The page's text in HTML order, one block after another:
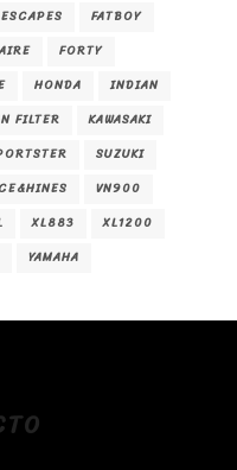
ESCAPES
FATBOY
FORTY
HONDA
INDIAN
FILTER
KAWASAKI
SUZUKI
VN900
XL883
XL1200
YAMAHA